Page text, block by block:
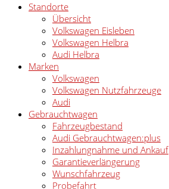
Standorte
Übersicht
Volkswagen Eisleben
Volkswagen Helbra
Audi Helbra
Marken
Volkswagen
Volkswagen Nutzfahrzeuge
Audi
Gebrauchtwagen
Fahrzeugbestand
Audi Gebrauchtwagen:plus
Inzahlungnahme und Ankauf
Garantieverlängerung
Wunschfahrzeug
Probefahrt